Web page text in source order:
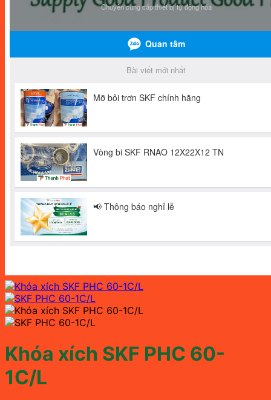
Khóa xích SKF PHC 60-
1C/L